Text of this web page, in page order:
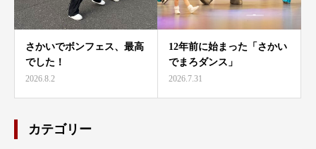
さかいでボンフェス、最高
でした！
2026.8.2
12年前に始まった「さかい
でまろダンス」
2026.7.31
カテゴリー